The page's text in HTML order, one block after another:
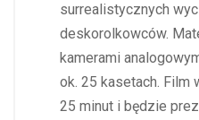
surrealistycznych
deskorolkowców.
kamerami
ok. 25 kasetach. Film
25 minut i będzie